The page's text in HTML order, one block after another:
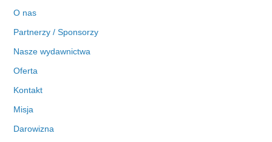
O nas
Partnerzy / Sponsorzy
Nasze wydawnictwa
Oferta
Kontakt
Misja
Darowizna